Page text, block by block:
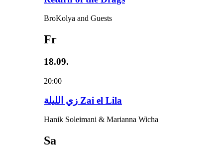
BroKolya and Guests
Fr
18.09.
20:00
زي‌ اللیلة Zai el Lila
Hanik Soleimani & Marianna Wicha
Sa